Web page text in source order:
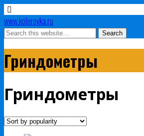
www.kolerovka.ru
Гриндометры
Гриндометры